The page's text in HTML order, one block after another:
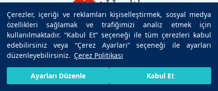
Çerezler, içeriği ve reklamları kişiselleştirmek, sosyal medya
özellikleri sağlamak ve trafiğimizi analiz etmek için
kullanılmaktadır. “Kabul Et” seçeneği ile tüm çerezleri kabul
edebilirsiniz veya “Çerez Ayarları” seçeneği ile ayarları
düzenleyebilirsiniz. Çerez Politikası
Ayarları Düzenle Kabul Et
7/24 SAĞLIK HATTI
444 6 334
E-POSTA
HIZLI RANDEVU AL BIZE ULAŞIN